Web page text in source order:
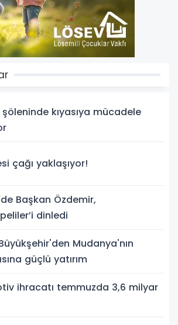
kıyasıya mücadele
çağı yaklaşıyor!
Başkan Özdemir,
dinledi
Mudanya'nın
güçlü yatırım
ihracatı temmuzda 3,6 milyar